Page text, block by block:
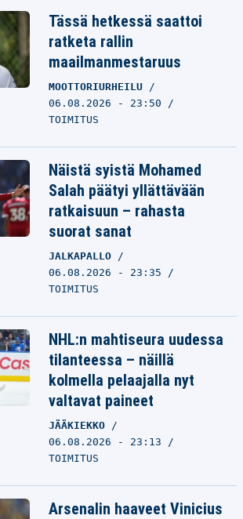
Tässä hetkessä saattoi
ratketa rallin
maailmanmestaruus
MOOTTORIURHEILU
06.08.2026 - 23:50
TOIMITUS
Näistä syistä Mohamed
Salah päätyi yllättävään
ratkaisuun – rahasta
suorat sanat
JALKAPALLO
06.08.2026 - 23:35
TOIMITUS
NHL:n mahtiseura uudessa
tilanteessa – näillä
kolmella pelaajalla nyt
valtavat paineet
JÄÄKIEKKO
06.08.2026 - 23:13
TOIMITUS
Arsenalin haaveet Vinicius